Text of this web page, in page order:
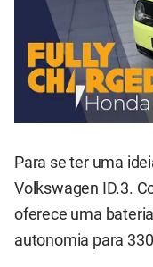
Para se ter uma
Volkswagen ID.3.
oferece uma
autonomia para